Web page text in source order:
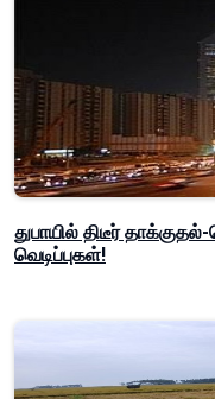
துபாயில் திடீர்
வெடிப்புகள்!